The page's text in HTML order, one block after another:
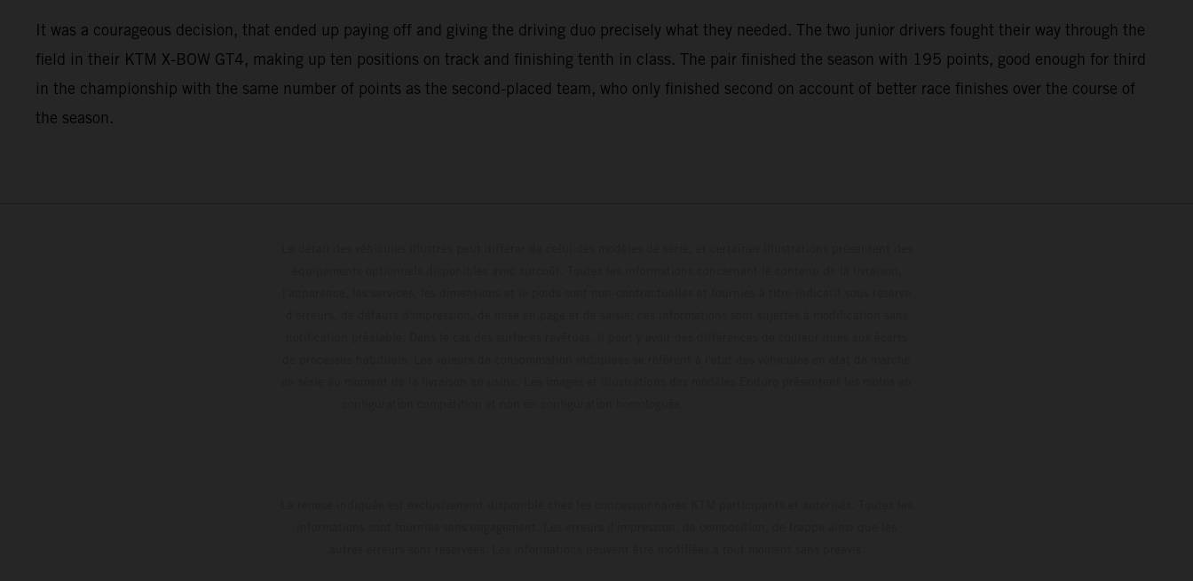
It was a courageous decision, that ended up paying off and giving the driving duo precisely what they needed. The two junior drivers fought their way through the
field in their KTM X-BOW GT4, making up ten positions on track and finishing tenth in class. The pair finished the season with 195 points, good enough for third
in the championship with the same number of points as the second-placed team, who only finished second on account of better race finishes over the course of
the season.